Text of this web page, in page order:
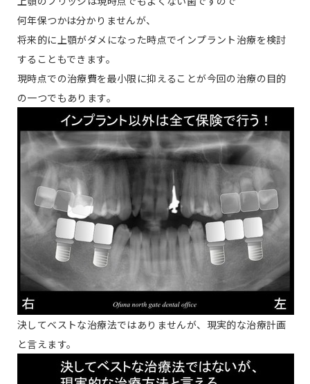
何年保つかは分かりませんが、
将来的に上顎がダメになった時点でインプラント治療を検討
することもできます。
現時点での治療費を最小限に抑えることが今回の治療の目的
の一つでもあります。
決してベストな治療法ではありませんが、現実的な治療計画
と言えます。